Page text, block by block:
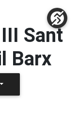
III Sant
Barx